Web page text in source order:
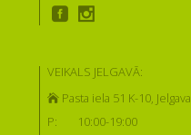
VEIKALS JELGAVĀ:
Pasta iela 51 K-10, Jelgava
P:
10:00-19:00